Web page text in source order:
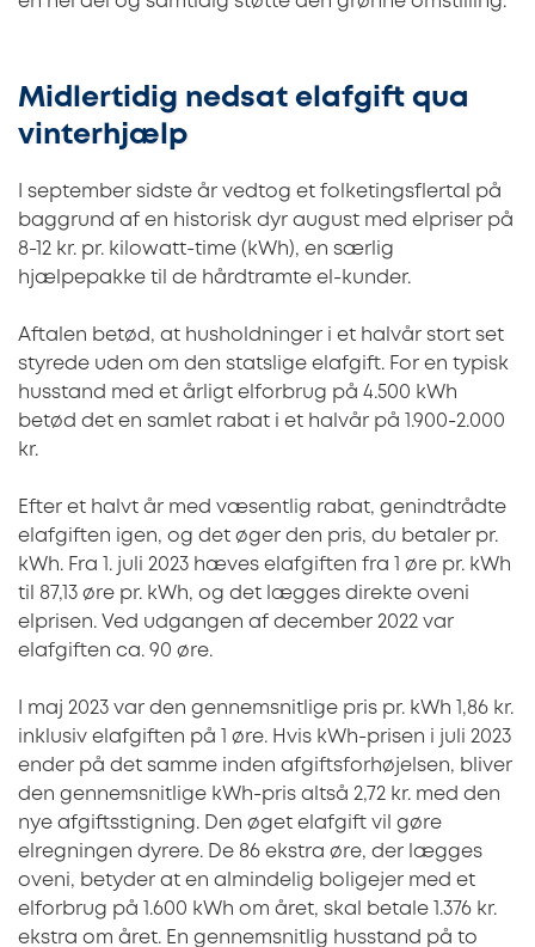
Midlertidig nedsat elafgift qua
vinterhjælp
I september sidste år vedtog et folketingsflertal på
baggrund af en historisk dyr august med elpriser på
8-12 kr. pr. kilowatt-time (kWh), en særlig
hjælpepakke til de hårdtramte el-kunder.
Aftalen betød, at husholdninger i et halvår stort set
styrede uden om den statslige elafgift. For en typisk
husstand med et årligt elforbrug på 4.500 kWh
betød det en samlet rabat i et halvår på 1.900-2.000
kr.
Efter et halvt år med væsentlig rabat, genindtrådte
elafgiften igen, og det øger den pris, du betaler pr.
kWh. Fra 1. juli 2023 hæves elafgiften fra 1 øre pr. kWh
til 87,13 øre pr. kWh, og det lægges direkte oveni
elprisen. Ved udgangen af december 2022 var
elafgiften ca. 90 øre.
I maj 2023 var den gennemsnitlige pris pr. kWh 1,86 kr.
inklusiv elafgiften på 1 øre. Hvis kWh-prisen i juli 2023
ender på det samme inden afgiftsforhøjelsen, bliver
den gennemsnitlige kWh-pris altså 2,72 kr. med den
nye afgiftsstigning. Den øget elafgift vil gøre
elregningen dyrere. De 86 ekstra øre, der lægges
oveni, betyder at en almindelig boligejer med et
elforbrug på 1.600 kWh om året, skal betale 1.376 kr.
ekstra om året. En gennemsnitlig husstand på to